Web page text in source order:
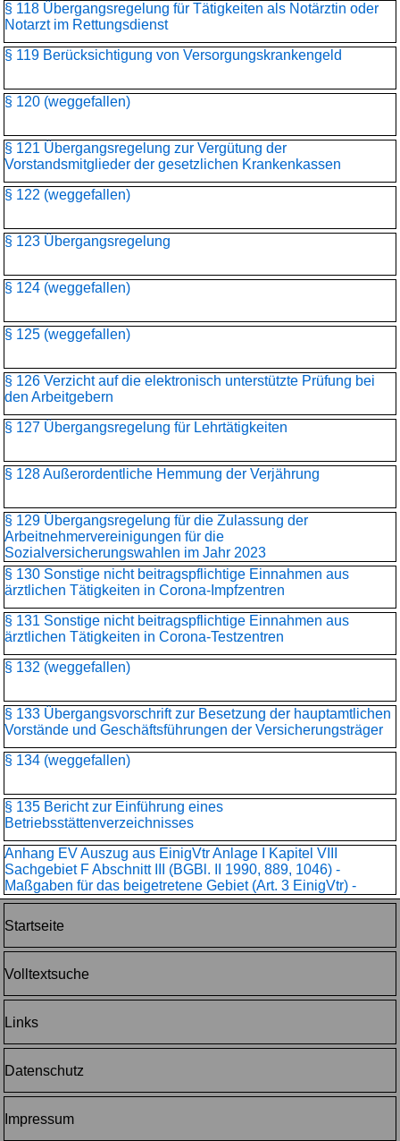
§ 118 Übergangsregelung für Tätigkeiten als Notärztin oder
Notarzt im Rettungsdienst
§ 119 Berücksichtigung von Versorgungskrankengeld
§ 120 (weggefallen)
§ 121 Übergangsregelung zur Vergütung der
Vorstandsmitglieder der gesetzlichen Krankenkassen
§ 122 (weggefallen)
§ 123 Übergangsregelung
§ 124 (weggefallen)
§ 125 (weggefallen)
§ 126 Verzicht auf die elektronisch unterstützte Prüfung bei
den Arbeitgebern
§ 127 Übergangsregelung für Lehrtätigkeiten
§ 128 Außerordentliche Hemmung der Verjährung
§ 129 Übergangsregelung für die Zulassung der
Arbeitnehmervereinigungen für die
Sozialversicherungswahlen im Jahr 2023
§ 130 Sonstige nicht beitragspflichtige Einnahmen aus
ärztlichen Tätigkeiten in Corona-Impfzentren
§ 131 Sonstige nicht beitragspflichtige Einnahmen aus
ärztlichen Tätigkeiten in Corona-Testzentren
§ 132 (weggefallen)
§ 133 Übergangsvorschrift zur Besetzung der hauptamtlichen
Vorstände und Geschäftsführungen der Versicherungsträger
§ 134 (weggefallen)
§ 135 Bericht zur Einführung eines
Betriebsstättenverzeichnisses
Anhang EV Auszug aus EinigVtr Anlage I Kapitel VIII
Sachgebiet F Abschnitt III (BGBl. II 1990, 889, 1046) -
Maßgaben für das beigetretene Gebiet (Art. 3 EinigVtr) -
Startseite
Volltextsuche
Links
Datenschutz
Impressum